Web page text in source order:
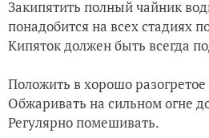
Закипятить полный чайник
понадобится на всех стадиях
Кипяток должен быть всегда
Положить в хорошо
Обжаривать на сильном огне
Регулярно помешивать.